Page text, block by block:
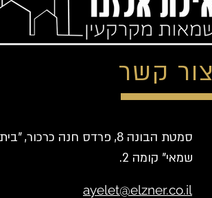
צור קשר
סמטת הבונה 8, פרדס חנה כרכור, "בית
שמאי" קומה 2.
ayelet@elzner.co.il